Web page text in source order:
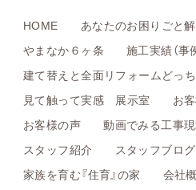
HOME
あなたのお困りごと
やまなか６ヶ条
施工実績（事
建て替えと全面リフォームどっ
見て触って実感 展示室
お
お客様の声
動画でみる工事
スタッフ紹介
スタッフブログ
家族を育む『住育』の家
会社